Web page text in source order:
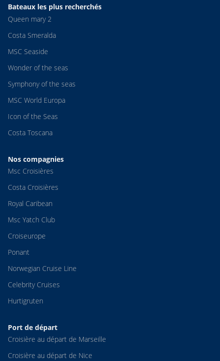
Bateaux les plus recherchés
Queen mary 2
Costa Smeralda
MSC Seaside
Wonder of the seas
Symphony of the seas
MSC World Europa
Icon of the Seas
Costa Toscana
Nos compagnies
Msc Croisières
Costa Croisières
Royal Caribean
Msc Yatch Club
Croiseurope
Ponant
Norwegian Cruise Line
Celebrity Cruises
Hurtigruten
Port de départ
Croisière au départ de Marseille
Croisière au départ de Nice